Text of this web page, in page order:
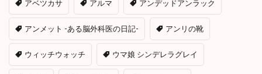
アベツカサ アルマ アンデッドアンラック
アンメット -ある脳外科医の日記- アンリの靴
ウィッチウォッチ ウマ娘 シンデレラグレイ